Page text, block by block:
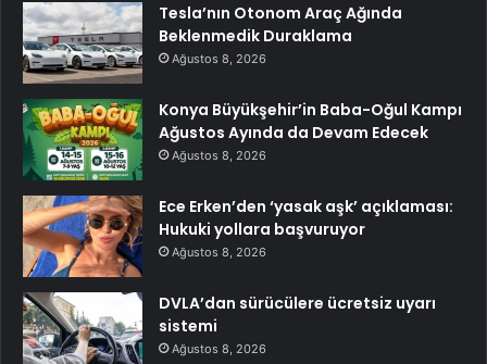
Tesla’nın Otonom Araç Ağında
Beklenmedik Duraklama
Ağustos 8, 2026
Konya Büyükşehir’in Baba-Oğul Kampı
Ağustos Ayında da Devam Edecek
Ağustos 8, 2026
Ece Erken’den ‘yasak aşk’ açıklaması:
Hukuki yollara başvuruyor
Ağustos 8, 2026
DVLA’dan sürücülere ücretsiz uyarı
sistemi
Ağustos 8, 2026